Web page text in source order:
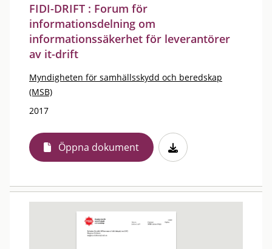
FIDI-DRIFT : Forum för
informationsdelning om
informationssäkerhet för leverantörer
av it-drift
Myndigheten för samhällsskydd och beredskap
(MSB)
2017
Öppna dokument